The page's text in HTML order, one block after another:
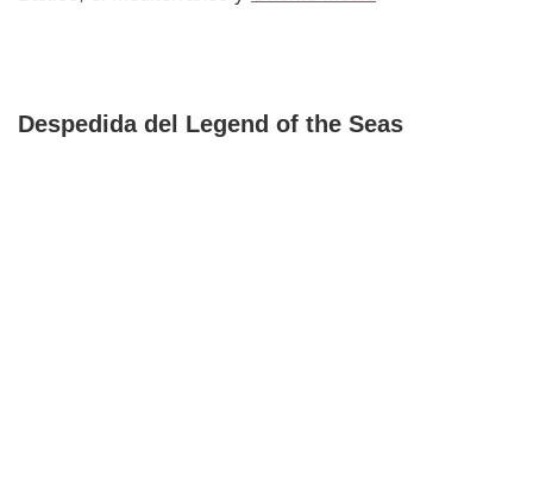
Despedida del Legend of the Seas